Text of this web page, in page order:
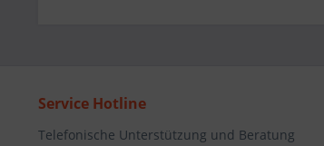
Service Hotline
Telefonische Unterstützung und Beratung